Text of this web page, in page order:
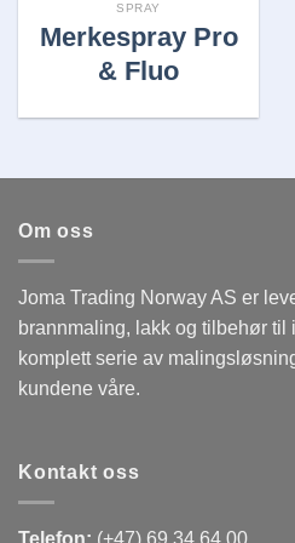
SPRAY
Merkespray Pro
& Fluo
Om oss
Joma Trading Norway AS er
brannmaling, lakk og tilbehør til
komplett serie av
kundene våre.
Kontakt oss
Telefon: (+47) 69 34 64 00